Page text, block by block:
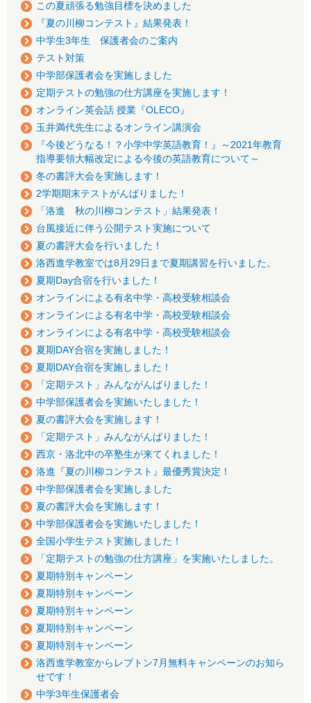
この夏頑張る勉強目標を決めました
『夏の川柳コンテスト』結果発表！
中学生3年生 保護者会のご案内
テスト対策
中学部保護者会を実施しました
定期テストの勉強の仕方講座を実施します！
オンライン英会話 授業『OLECO』
玉井満代先生によるオンライン講演会
『今後どうなる！？小学中学英語教育！』～2021年教育
指導要領大幅改定による今後の英語教育について～
冬の書評大会を実施します！
2学期期末テストがんばりました！
「洛進 秋の川柳コンテスト」結果発表！
台風接近に伴う公開テスト実施について
夏の書評大会を行いました！
洛西進学教室では8月29日まで夏期講習を行いました。
夏期Day合宿を行いました！
オンラインによる有名中学・高校受験相談会
オンラインによる有名中学・高校受験相談会
オンラインによる有名中学・高校受験相談会
夏期DAY合宿を実施しました！
夏期DAY合宿を実施しました！
「定期テスト」みんながんばりました！
中学部保護者会を実施いたしました！
夏の書評大会を実施します！
「定期テスト」みんながんばりました！
西京・洛北中の卒塾生が来てくれました！
洛進『夏の川柳コンテスト』最優秀賞決定！
中学部保護者会を実施しました
夏の書評大会を実施します！
中学部保護者会を実施いたしました！
全国小学生テスト実施しました！
「定期テストの勉強の仕方講座」を実施いたしました。
夏期特別キャンペーン
夏期特別キャンペーン
夏期特別キャンペーン
夏期特別キャンペーン
夏期特別キャンペーン
洛西進学教室からレプトン7月無料キャンペーンのお知ら
せです！
中学3年生保護者会